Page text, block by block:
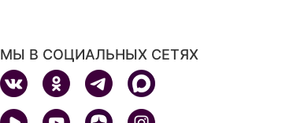
МЫ В СОЦИАЛЬНЫХ СЕТЯХ